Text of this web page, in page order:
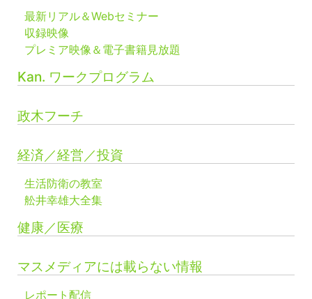
最新リアル＆Webセミナー
収録映像
プレミア映像＆電子書籍見放題
Kan. ワークプログラム
政木フーチ
経済／経営／投資
生活防衛の教室
舩井幸雄大全集
健康／医療
マスメディアには載らない情報
レポート配信